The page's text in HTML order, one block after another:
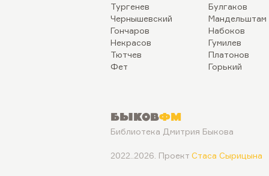
Тургенев
Чернышевский
Гончаров
Некрасов
Тютчев
Фет
Булгаков
Мандельштам
Набоков
Гумилев
Платонов
Горький
БыковФМ
Библиотека Дмитрия Быкова
2022..2026. Проект Стаса Сырицына